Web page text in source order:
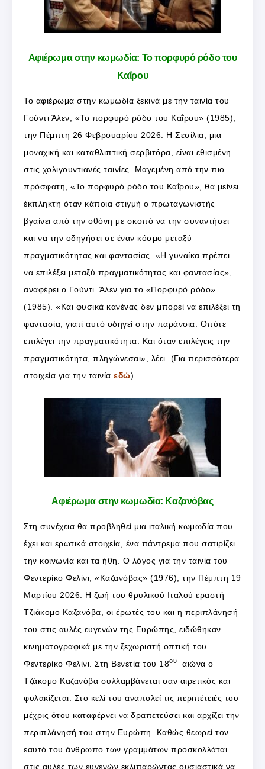
Αφιέρωμα στην κωμωδία: Το πορφυρό ρόδο του
Καΐρου
Το αφιέρωμα στην κωμωδία ξεκινά με την ταινία του
Γούντι Άλεν, «Το πορφυρό ρόδο του Καΐρου» (1985),
την Πέμπτη 26 Φεβρουαρίου 2026. Η Σεσίλια, μια
μοναχική και καταθλιπτική σερβιτόρα, είναι εθισμένη
στις χολιγουντιανές ταινίες. Μαγεμένη από την πιο
πρόσφατη, «Το πορφυρό ρόδο του Καΐρου», θα μείνει
έκπληκτη όταν κάποια στιγμή ο πρωταγωνιστής
βγαίνει από την οθόνη με σκοπό να την συναντήσει
και να την οδηγήσει σε έναν κόσμο μεταξύ
πραγματικότητας και φαντασίας. «Η γυναίκα πρέπει
να επιλέξει μεταξύ πραγματικότητας και φαντασίας»,
αναφέρει ο Γούντι Άλεν για το «Πορφυρό ρόδο»
(1985). «Και φυσικά κανένας δεν μπορεί να επιλέξει τη
φαντασία, γιατί αυτό οδηγεί στην παράνοια. Οπότε
επιλέγει την πραγματικότητα. Και όταν επιλέγεις την
πραγματικότητα, πληγώνεσαι», λέει. (Για περισσότερα
στοιχεία για την ταινία εδώ)
Αφιέρωμα στην κωμωδία: Καζανόβας
Στη συνέχεια θα προβληθεί μια ιταλική κωμωδία που
έχει και ερωτικά στοιχεία, ένα πάντρεμα που σατιρίζει
την κοινωνία και τα ήθη. Ο λόγος για την ταινία του
Φεντερίκο Φελίνι, «Καζανόβας» (1976), την Πέμπτη 19
Μαρτίου 2026. Η ζωή του θρυλικού Ιταλού εραστή
Τζιάκομο Καζανόβα, οι έρωτές του και η περιπλάνησή
του στις αυλές ευγενών της Ευρώπης, ειδώθηκαν
κινηματογραφικά με την ξεχωριστή οπτική του
Φεντερίκο Φελίνι. Στη Βενετία του 18ου
αιώνα ο
Τζάκομο Καζανόβα συλλαμβάνεται σαν αιρετικός και
φυλακίζεται. Στο κελί του αναπολεί τις περιπέτειές του
μέχρις ότου καταφέρνει να δραπετεύσει και αρχίζει την
περιπλάνησή του στην Ευρώπη. Καθώς θεωρεί τον
εαυτό του άνθρωπο των γραμμάτων προσκολλάται
στις αυλές των ευγενών εκλιπαρώντας ουσιαστικά να